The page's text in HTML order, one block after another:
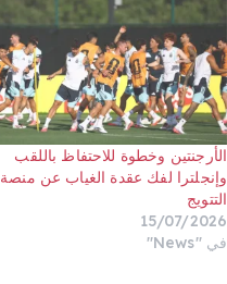
الأرجنتين وخطوة للاحتفاظ باللقب
وإنجلترا لفك عقدة الغياب عن منصة
التتويج
15/07/2026
في "News"